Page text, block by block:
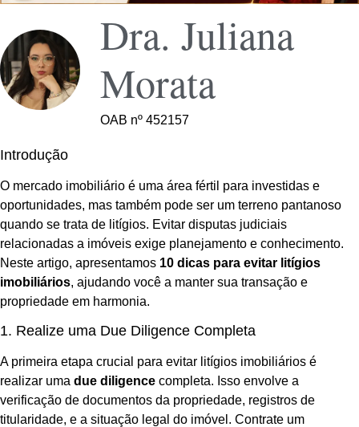
Dra. Juliana
Morata
OAB nº 452157
Introdução
O mercado imobiliário é uma área fértil para investidas e
oportunidades, mas também pode ser um terreno pantanoso
quando se trata de litígios. Evitar disputas judiciais
relacionadas a imóveis exige planejamento e conhecimento.
Neste artigo, apresentamos 10 dicas para evitar litígios
imobiliários, ajudando você a manter sua transação e
propriedade em harmonia.
1. Realize uma Due Diligence Completa
A primeira etapa crucial para evitar litígios imobiliários é
realizar uma due diligence completa. Isso envolve a
verificação de documentos da propriedade, registros de
titularidade, e a situação legal do imóvel. Contrate um